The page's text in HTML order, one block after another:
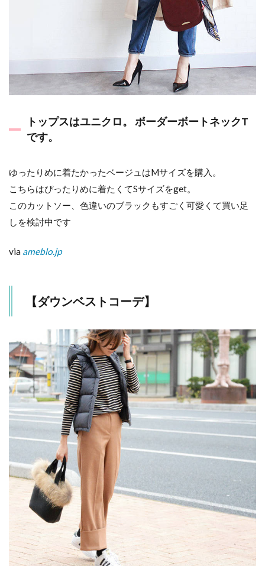
トップスはユニクロ。 ボーダーボートネックT
です。
ゆったりめに着たかったベージュはMサイズを購入。
こちらはぴったりめに着たくてSサイズをget。
このカットソー、色違いのブラックもすごく可愛くて買い足
しを検討中です
via ameblo.jp
【ダウンベストコーデ】